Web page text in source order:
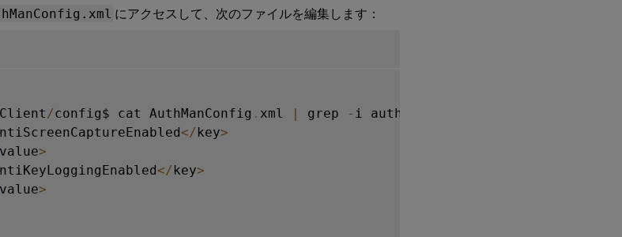
にアクセスして、次のファイルを編集します：
/config$ cat AuthManConfig . xml | grep - i authmananti
</ key>
value>
</ key>
value>